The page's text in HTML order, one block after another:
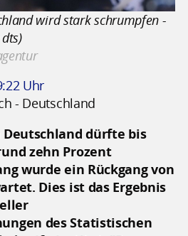
wird stark schrumpfen -
Uhr
- Deutschland
dürfte bis
zehn Prozent
wurde ein Rückgang von
Dies ist das Ergebnis
des Statistischen